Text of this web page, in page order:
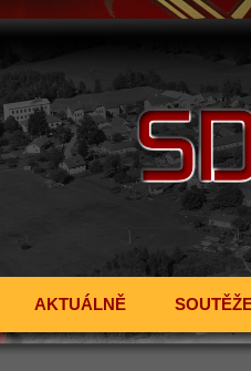
AKTUÁLNĚ